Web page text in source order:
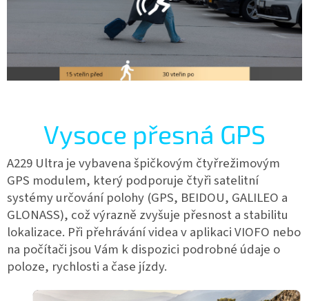
Vysoce přesná GPS
A229 Ultra je vybavena špičkovým čtyřrežimovým
GPS modulem, který podporuje čtyři satelitní
systémy určování polohy (GPS, BEIDOU, GALILEO a
GLONASS), což výrazně zvyšuje přesnost a stabilitu
lokalizace. Při přehrávání videa v aplikaci VIOFO nebo
na počítači jsou Vám k dispozici podrobné údaje o
poloze, rychlosti a čase jízdy.